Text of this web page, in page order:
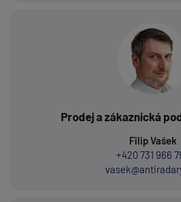
Prodej a zákaznická
Filip Vašek
+420 731 966